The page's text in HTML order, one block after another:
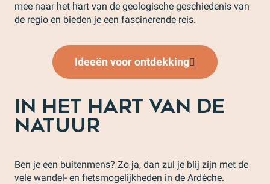
mee naar het hart van de geologische geschiedenis van
de regio en bieden je een fascinerende reis.
Ideeën voor ontdekking
IN HET HART VAN DE
NATUUR
Ben je een buitenmens? Zo ja, dan zul je blij zijn met de
vele wandel- en fietsmogelijkheden in de Ardèche.